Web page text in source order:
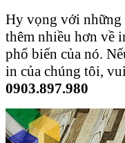
Hy vọng với những
thêm nhiều hơn về
phổ biến của nó.
in của chúng tôi,
0903.897.980